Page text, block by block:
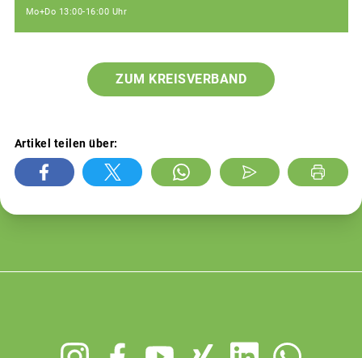
Mo+Do 13:00-16:00 Uhr
ZUM KREISVERBAND
Artikel teilen über: